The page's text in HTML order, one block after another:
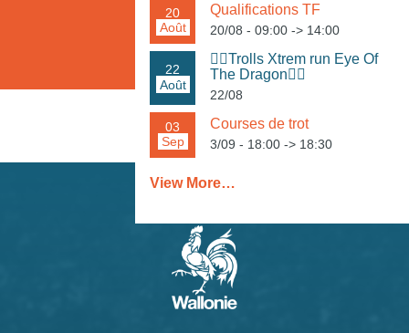
Août
20 Qualifications TF
20/08 - 09:00 -> 14:00
Août
22
🏃‍♀️Trolls Xtrem run Eye Of
The Dragon🏃‍♂️
22/08
Sep
03 Courses de trot
3/09 - 18:00 -> 18:30
View More…